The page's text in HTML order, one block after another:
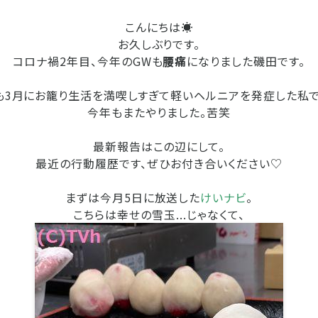
こんにちは☀
お久しぶりです。
コロナ禍2年目、今年のGWも腰痛になりました磯田です。
月にお籠り生活を満喫しすぎて軽いヘルニアを発症した私
今年もまたやりました。苦笑
最新報告はこの辺にして。
最近の行動履歴です、ぜひお付き合いください♡
まずは今月5日に放送したけいナビ。
こちらは幸せの雪玉...じゃなくて、